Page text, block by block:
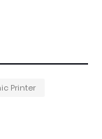
Printer